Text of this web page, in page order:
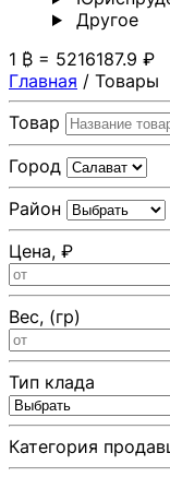
Другoе
1 ₿ = 5216187.9 ₽
Главная / Товары
Товар
Город
Район
Цена, ₽
Вес, (гр)
Тип клада
Категория